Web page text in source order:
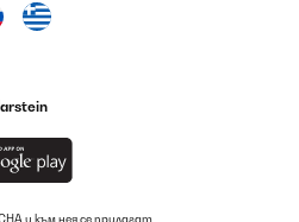
и към нея се прилагат